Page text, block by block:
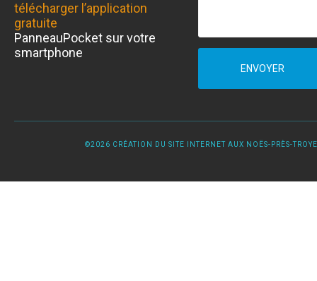
télécharger l’application
gratuite
PanneauPocket sur votre
smartphone
ENVOYER
©2026 CRÉATION DU SITE INTERNET AUX NOËS-PRÈS-